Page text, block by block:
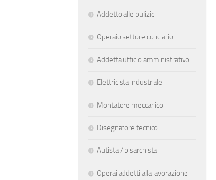
Addetto alle pulizie
Operaio settore conciario
Addetta ufficio amministrativo
Elettricista industriale
Montatore meccanico
Disegnatore tecnico
Autista / bisarchista
Operai addetti alla lavorazione